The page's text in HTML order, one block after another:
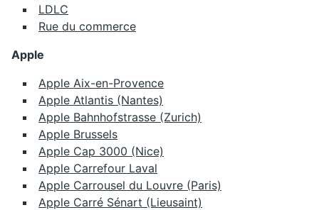
LDLC
Rue du commerce
Apple
Apple Aix-en-Provence
Apple Atlantis (Nantes)
Apple Bahnhofstrasse (Zurich)
Apple Brussels
Apple Cap 3000 (Nice)
Apple Carrefour Laval
Apple Carrousel du Louvre (Paris)
Apple Carré Sénart (Lieusaint)